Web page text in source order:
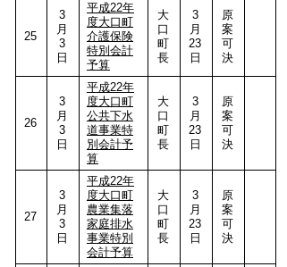
25
3
月
3
日
平成22年
度大口町
介護保険
特別会計
予算
大
口
町
長
3
月
23
日
原
案
可
決
26
3
月
3
日
平成22年
度大口町
公共下水
道事業特
別会計予
算
大
口
町
長
3
月
23
日
原
案
可
決
27
3
月
3
日
平成22年
度大口町
農業集落
家庭排水
事業特別
会計予算
大
口
町
長
3
月
23
日
原
案
可
決